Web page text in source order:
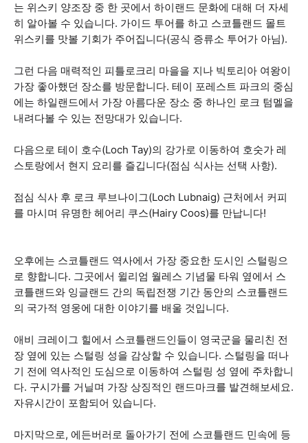
는 위스키 양조장 중 한 곳에서 하이랜드 문화에 대해 더 자세
히 알아볼 수 있습니다. 가이드 투어를 하고 스코틀랜드 몰트
위스키를 맛볼 기회가 주어집니다(공식 증류소 투어가 아님).
그런 다음 매력적인 피틀로크리 마을을 지나 빅토리아 여왕이
가장 좋아했던 장소를 방문합니다. 테이 포레스트 파크의 중심
에는 하일랜드에서 가장 아름다운 장소 중 하나인 로크 텀멜을
내려다볼 수 있는 전망대가 있습니다.
다음으로 테이 호수(Loch Tay)의 강가로 이동하여 호숫가 레
스토랑에서 현지 요리를 즐깁니다(점심 식사는 선택 사항).
점심 식사 후 로크 루브나이그(Loch Lubnaig) 근처에서 커피
를 마시며 유명한 헤어리 쿠스(Hairy Coos)를 만납니다!
오후에는 스코틀랜드 역사에서 가장 중요한 도시인 스털링으
로 향합니다. 그곳에서 윌리엄 월레스 기념물 타워 옆에서 스
코틀랜드와 잉글랜드 간의 독립전쟁 기간 동안의 스코틀랜드
의 국가적 영웅에 대한 이야기를 배울 것입니다.
애비 크레이그 힐에서 스코틀랜드인들이 영국군을 물리친 전
장 옆에 있는 스털링 성을 감상할 수 있습니다. 스털링을 떠나
기 전에 역사적인 도심으로 이동하여 스털링 성 옆에 주차합니
다. 구시가를 거닐며 가장 상징적인 랜드마크를 발견해보세요.
자유시간이 포함되어 있습니다.
마지막으로, 에든버러로 돌아가기 전에 스코틀랜드 민속에 등